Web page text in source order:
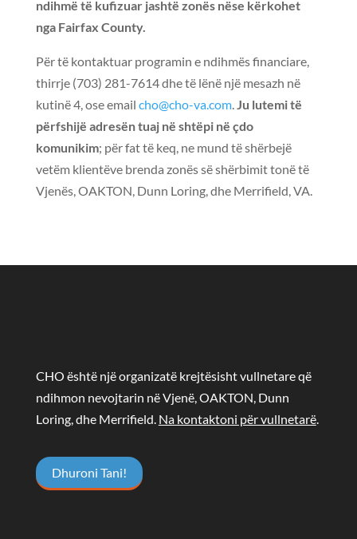
ndihmë të kufizuar jashtë zonës nëse kërkohet
nga Fairfax County.
Për të kontaktuar programin e ndihmës financiare,
thirrje (703) 281-7614 dhe të lënë një mesazh në
kutinë 4, ose email cho@cho-va.com.Ju lutemi të
përfshijë adresën tuaj në shtëpi në çdo
komunikim; për fat të keq, ne mund të shërbejë
vetëm klientëve brenda zonës së shërbimit tonë të
Vjenës, OAKTON, Dunn Loring, dhe Merrifield, VA.
CHO është një organizatë krejtësisht vullnetare që
ndihmon nevojtarin në Vjenë, OAKTON, Dunn
Loring, dhe Merrifield. Na kontaktoni për vullnetarë.
Dhuroni Tani!